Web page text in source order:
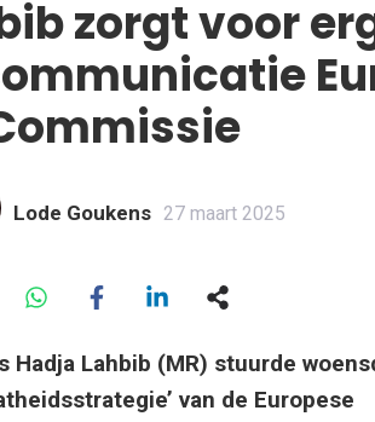
zorgt voor
Lode Goukens 27 maart 2025
Hadja Lahbib (MR) stuurde
van de Europese